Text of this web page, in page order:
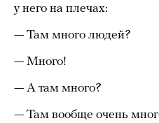
у него на плечах:
— Там много людей?
— Много!
— А там много?
— Там вообще очень